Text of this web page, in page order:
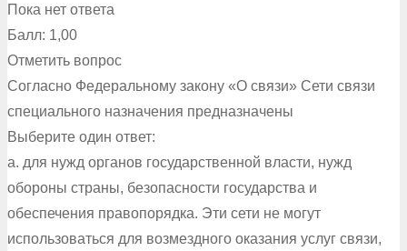
Пока нет ответа
Балл: 1,00
Отметить вопрос
Согласно Федеральному закону «О связи» Сети связи
специального назначения предназначены
Выберите один ответ:
a. для нужд органов государственной власти, нужд
обороны страны, безопасности государства и
обеспечения правопорядка. Эти сети не могут
использоваться для возмездного оказания услуг связи,